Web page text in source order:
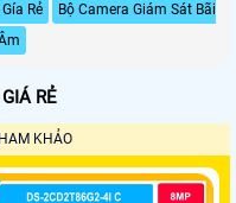
Rẻ
Bộ Camera Giám Sát Bãi
RẺ
KHẢO